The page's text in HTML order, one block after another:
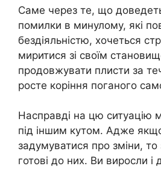
Саме через те, що
помилки в минулому, які
бездіяльністю, хочеться
миритися зі своїм
продовжувати плисти за
росте коріння поганого
Насправді на цю ситуацію
під іншим кутом. Адже
задумуватися про зміни,
готові до них. Ви виросли і